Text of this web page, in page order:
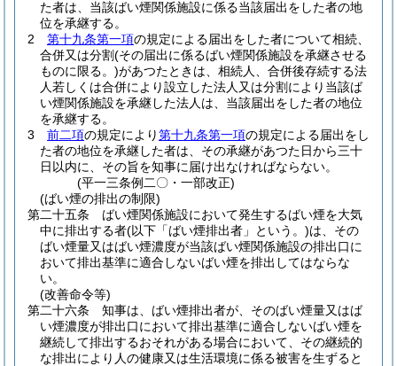
た者は、当該ばい煙関係施設に係る当該届出をした者の地
位を承継する。
2
第十九条第一項の規定による届出をした者について相続、
合併又は分割(その届出に係るばい煙関係施設を承継させる
ものに限る。)があつたときは、相続人、合併後存続する法
人若しくは合併により設立した法人又は分割により当該ば
い煙関係施設を承継した法人は、当該届出をした者の地位
を承継する。
3
前二項の規定により第十九条第一項の規定による届出をし
た者の地位を承継した者は、その承継があつた日から三十
日以内に、その旨を知事に届け出なければならない。
(平一三条例二〇・一部改正)
(ばい煙の排出の制限)
第二十五条
ばい煙関係施設において発生するばい煙を大気
中に排出する者(以下「ばい煙排出者」という。)は、その
ばい煙量又はばい煙濃度が当該ばい煙関係施設の排出口に
おいて排出基準に適合しないばい煙を排出してはならな
い。
(改善命令等)
第二十六条
知事は、ばい煙排出者が、そのばい煙量又はば
い煙濃度が排出口において排出基準に適合しないばい煙を
継続して排出するおそれがある場合において、その継続的
な排出により人の健康又は生活環境に係る被害を生ずると